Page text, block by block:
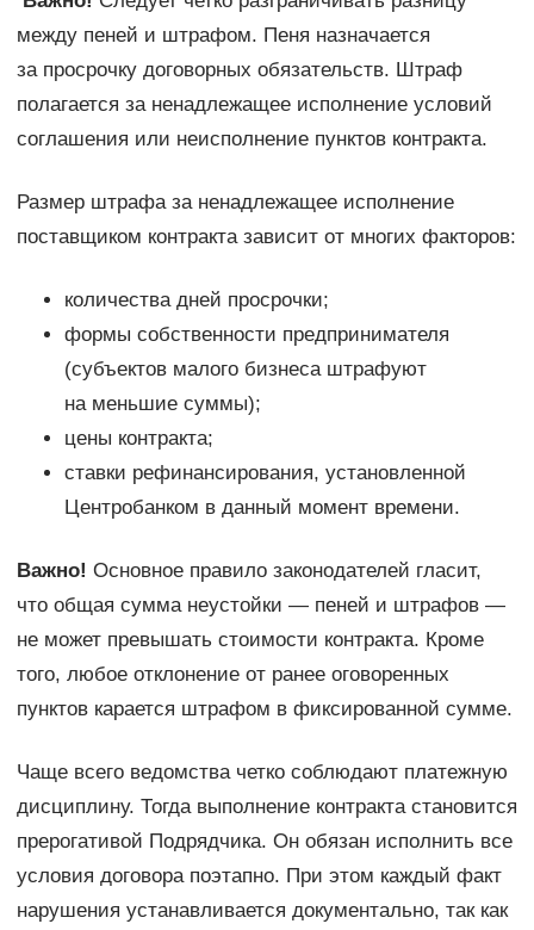
между пеней и штрафом. Пеня назначается
за просрочку договорных обязательств. Штраф
полагается за ненадлежащее исполнение условий
соглашения или неисполнение пунктов контракта.
Размер штрафа за ненадлежащее исполнение
поставщиком контракта зависит от многих факторов:
количества дней просрочки;
формы собственности предпринимателя
(субъектов малого бизнеса штрафуют
на меньшие суммы);
цены контракта;
ставки рефинансирования, установленной
Центробанком в данный момент времени.
Важно! Основное правило законодателей гласит,
что общая сумма неустойки — пеней и штрафов —
не может превышать стоимости контракта. Кроме
того, любое отклонение от ранее оговоренных
пунктов карается штрафом в фиксированной сумме.
Чаще всего ведомства четко соблюдают платежную
дисциплину. Тогда выполнение контракта становится
прерогативой Подрядчика. Он обязан исполнить все
условия договора поэтапно. При этом каждый факт
нарушения устанавливается документально, так как